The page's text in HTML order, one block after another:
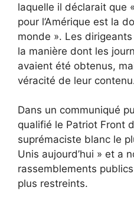
laquelle il déclarait que
pour l’Amérique est la
monde ». Les
la manière dont les
avaient été obtenus,
véracité de leur
Dans un communiqué
qualifié le Patriot Front
suprémaciste blanc le
Unis aujourd’hui » et a
rassemblements
plus restreints.